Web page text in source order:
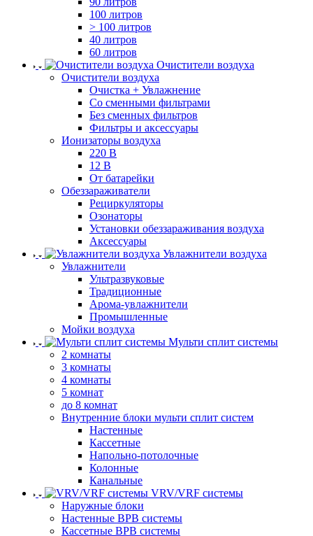
100 литров
> 100 литров
40 литров
60 литров
Очистители воздуха
Очистители воздуха
Очистка + Увлажнение
Cо сменными фильтрами
Без сменных фильтров
Фильтры и аксессуары
Ионизаторы воздуха
220 В
12 В
От батарейки
Обеззараживатели
Рециркуляторы
Озонаторы
Установки обеззараживания воздуха
Аксессуары
Увлажнители воздуха
Увлажнители
Ультразвуковые
Традиционные
Арома-увлажнители
Промышленные
Мойки воздуха
Мульти сплит системы
2 комнаты
3 комнаты
4 комнаты
5 комнат
до 8 комнат
Внутренние блоки мульти сплит систем
Настенные
Кассетные
Напольно-потолочные
Колонные
Канальные
VRV/VRF системы
Наружные блоки
Настенные ВРВ системы
Кассетные ВРВ системы